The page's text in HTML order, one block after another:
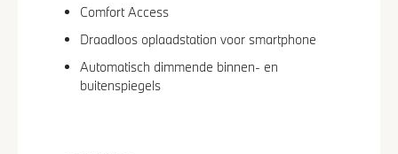
Comfort Access
Draadloos oplaadstation voor smartphone
Automatisch dimmende binnen- en
buitenspiegels